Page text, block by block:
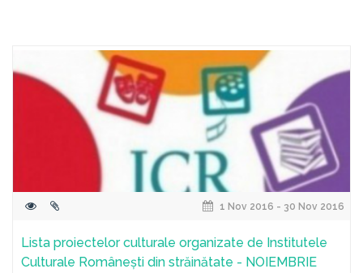
1 Nov 2016 - 30 Nov 2016
Lista proiectelor culturale organizate de Institutele
Culturale Românești din străinătate - NOIEMBRIE